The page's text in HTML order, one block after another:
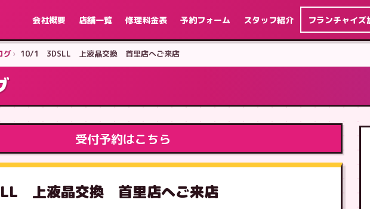
会社概要 店舗一覧 修理料金表 予約フォーム スタッフ紹介 フランチャイズ
グ 10/1 3DSLL 上液晶交換 首里店へご来店
受付予約はこちら
上液晶交換 首里店へご来店